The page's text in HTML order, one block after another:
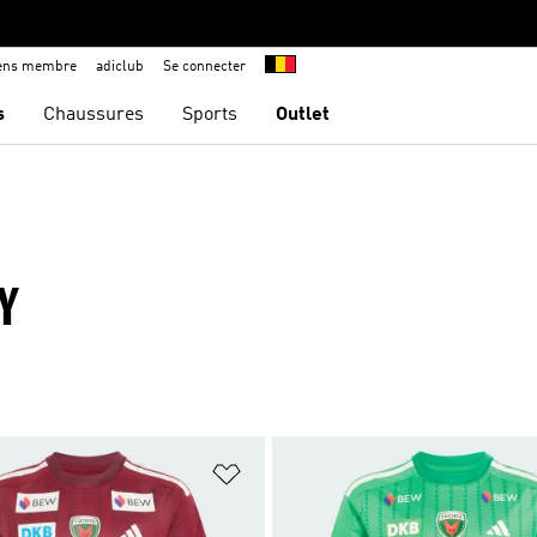
membre adiclub Se connecter
Chaussures Sports Outlet
de produits favoris Ajouter à la Liste de produits